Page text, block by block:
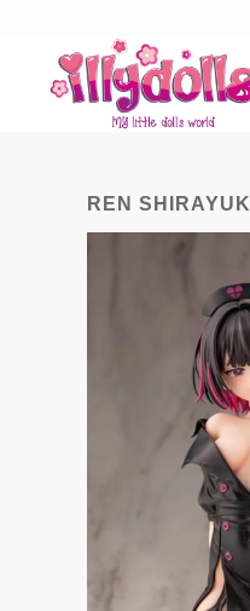
REN SHIRAYUKI